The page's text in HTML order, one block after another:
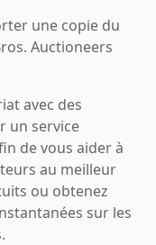
une copie du
Auctioneers
avec des
un service
de vous aider à
au meilleur
ou obtenez
sur les